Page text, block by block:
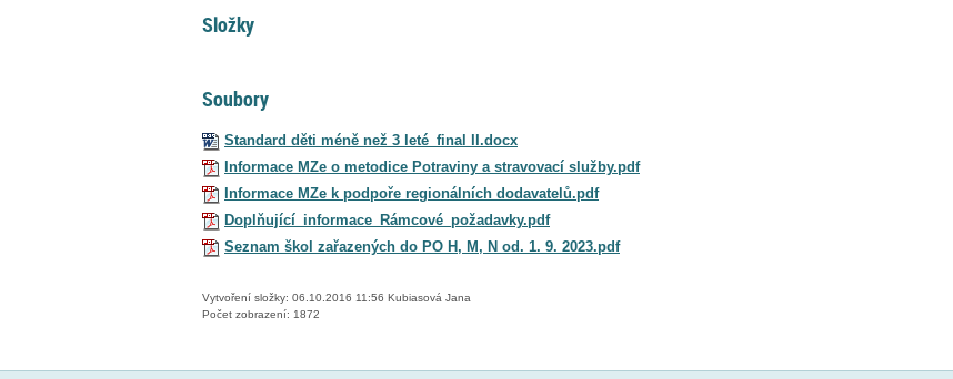
Složky
Soubory
Standard děti méně než 3 leté_final II.docx
Informace MZe o metodice Potraviny a stravovací služby.pdf
Informace MZe k podpoře regionálních dodavatelů.pdf
Doplňující_informace_Rámcové_požadavky.pdf
Seznam škol zařazených do PO H, M, N od. 1. 9. 2023.pdf
Vytvoření složky: 06.10.2016 11:56 Kubiasová Jana
Počet zobrazení: 1872